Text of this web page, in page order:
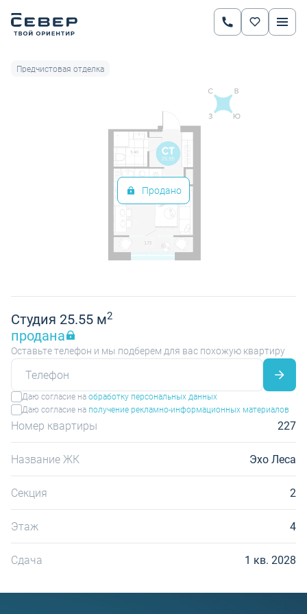
Студия25.55 м Цена по запросу
Ипотекаот 16 733 руб.
Предчистовая отделка
Продано
Студия 25.55 м2
продана
Оставьте телефон и мы подберем для вас похожую квартиру
Даю согласие наобработку персональных данных
Даю согласие на получение рекламно-информационных материалов
Номер квартиры 227
Название ЖК Эхо Леса
Секция 2
Этаж 4
Сдача 1 кв. 2028